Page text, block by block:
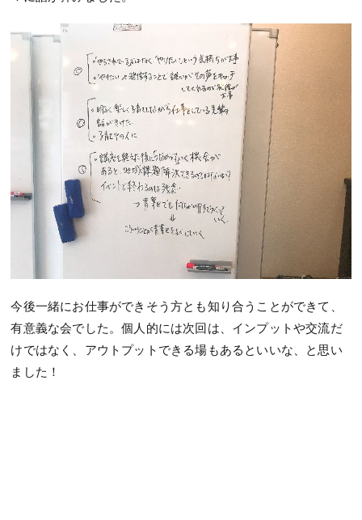
今後一緒にお仕事ができそう方とも知り合うことができて、
有意義な会でした。個人的には次回は、インプットや交流だ
けではなく、アウトプットできる場もあるといいな、と思い
ました！